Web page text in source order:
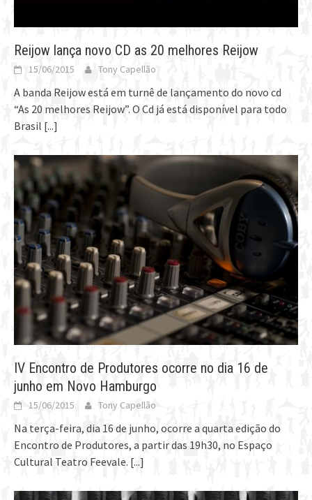
Reijow lança novo CD as 20 melhores Reijow
15/06/2015 Tony Capellão
A banda Reijow está em turnê de lançamento do novo cd
“As 20 melhores Reijow”. O Cd já está disponível para todo
Brasil [...]
IV Encontro de Produtores ocorre no dia 16 de
junho em Novo Hamburgo
15/06/2015 Tony Capellão
Na terça-feira, dia 16 de junho, ocorre a quarta edição do
Encontro de Produtores, a partir das 19h30, no Espaço
Cultural Teatro Feevale. [...]